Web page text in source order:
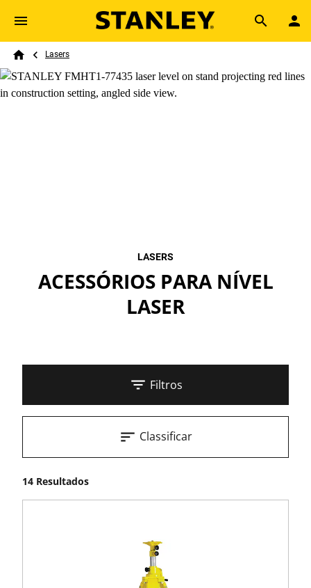
Skip to main content
Search
Breadcrumb
Lasers
LASERS
ACESSÓRIOS PARA NÍVEL
LASER
Filtros
14 Resultados
Classificar